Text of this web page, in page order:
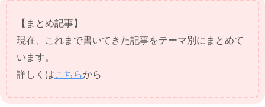
【まとめ記事】
現在、これまで書いてきた記事をテーマ別にまとめて
います。
詳しくはこちらから